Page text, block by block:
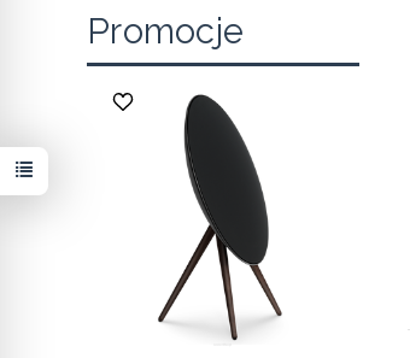
Promocje